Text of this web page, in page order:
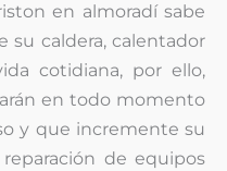
en almoradí sabe
su caldera, calentador
cotidiana, por ello,
en todo momento
y que incremente su
de equipos